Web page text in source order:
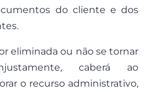
do cliente e dos
eliminada ou não se tornar
caberá ao
o recurso administrativo,